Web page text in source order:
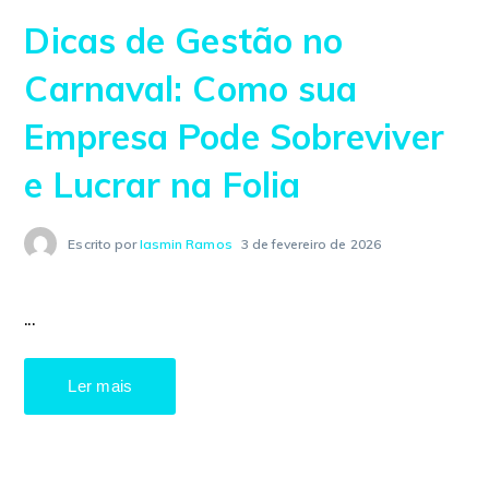
Dicas de Gestão no
Carnaval: Como sua
Empresa Pode Sobreviver
e Lucrar na Folia
Escrito porIasmin Ramos 3 de fevereiro de 2026
...
Ler mais